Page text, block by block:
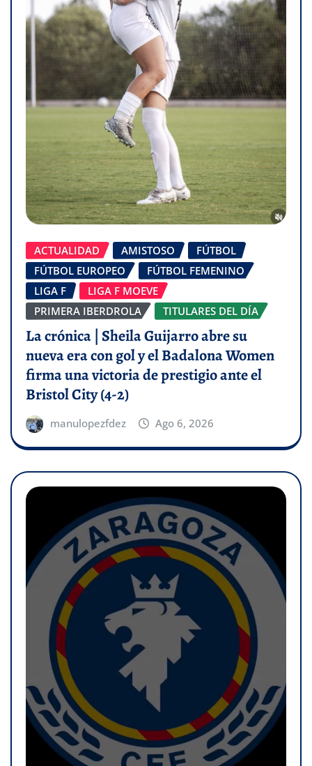
ACTUALIDAD AMISTOSO
FÚTBOL
FÚTBOL EUROPEO
FÚTBOL FEMENINO
LIGA F
LIGA F MOEVE
PRIMERA IBERDROLA
TITULARES DEL DÍA
La crónica | Sheila Guijarro abre su
nueva era con gol y el Badalona Women
firma una victoria de prestigio ante el
Bristol City (4-2)
manulopezfdez Ago 6, 2026